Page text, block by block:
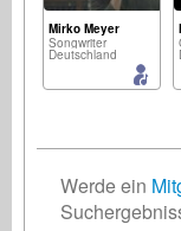
Mirko Meyer
Songwriter
Deutschland
Werde ein